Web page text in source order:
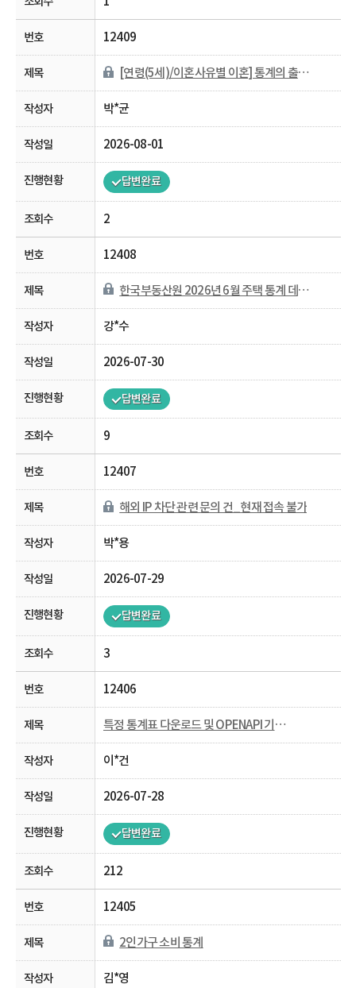
12409
[연령(5세)/이혼사유별 이혼] 통계의 출처가 궁금합니다.
박*균
2026-08-01
답변완료
2
12408
한국부동산원 2026년 6월 주택 통계 데이터 반영 일정 문의
강*수
2026-07-30
답변완료
9
12407
해외 IP 차단 관련 문의 건_현재 접속 불가
박*용
2026-07-29
답변완료
3
12406
특정 통계표 다운로드 및 OPENAPI 기능 비활성화
이*건
2026-07-28
답변완료
212
12405
2인가구 소비 통계
김*영